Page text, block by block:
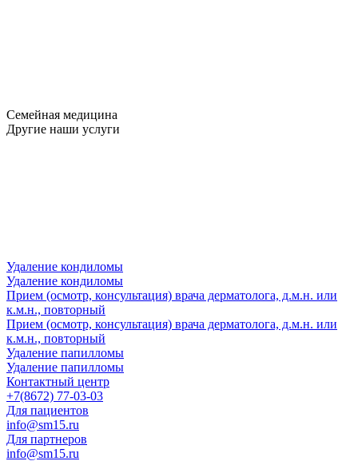
Семейная медицина
Другие наши услуги
Удаление кондиломы
Удаление кондиломы
Прием (осмотр, консультация) врача дерматолога, д.м.н. или
к.м.н., повторный
Прием (осмотр, консультация) врача дерматолога, д.м.н. или
к.м.н., повторный
Удаление папилломы
Удаление папилломы
Контактный центр
+7(8672) 77-03-03
Для пациентов
info@sm15.ru
Для партнеров
info@sm15.ru